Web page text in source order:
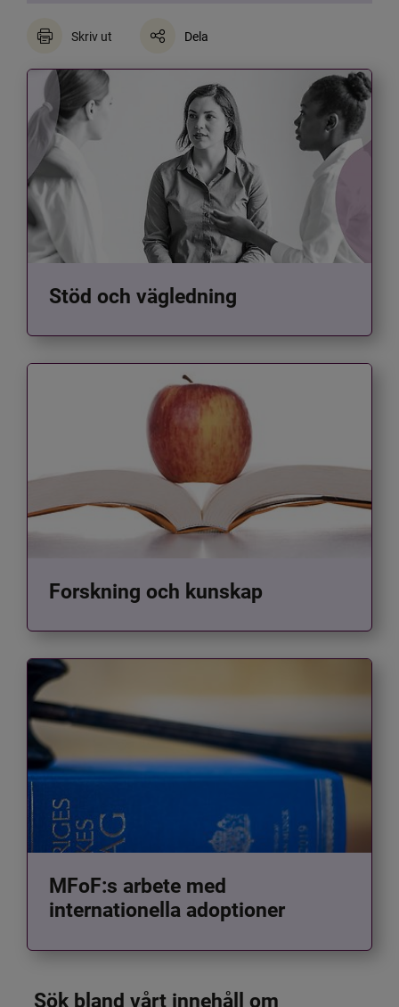
Skriv ut Dela
Stöd och vägledning
Forskning och kunskap
MFoF:s arbete med
internationella adoptioner
Sök bland vårt innehåll om